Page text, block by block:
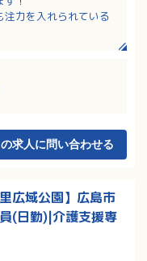
注力を入れられている
求人に問い合わせる
広域公園】広島市
(日勤)|介護支援専